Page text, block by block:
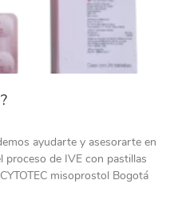
ayudarte y asesorarte en
proceso de IVE con pastillas
misoprostol Bogotá